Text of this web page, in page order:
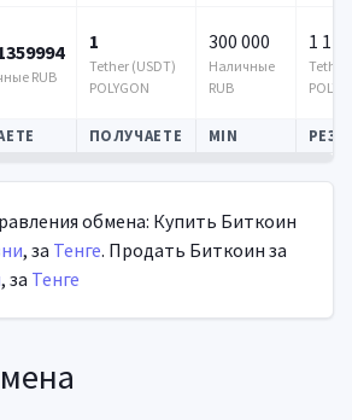
RUB
1
Tether (USDT)
POLYGON
300 000
Наличные
RUB
1
Tether
ПОЛУЧАЕТЕ MIN
обмена: Купить Биткоин
, за Тенге. Продать Биткоин за
, за Тенге